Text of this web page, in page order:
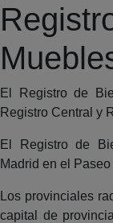
El Registro de
Registro Central y
El Registro de
Madrid en el
Los provinciales
capital de